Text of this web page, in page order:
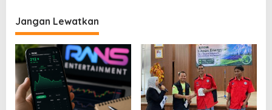
a
s
i
p
o
s
Jangan Lewatkan